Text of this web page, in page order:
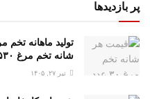
پر بازدیدها
شانه تخم مرغ ۵۳۰ هزار تومان
تیر ۲۷, ۱۴۰۵